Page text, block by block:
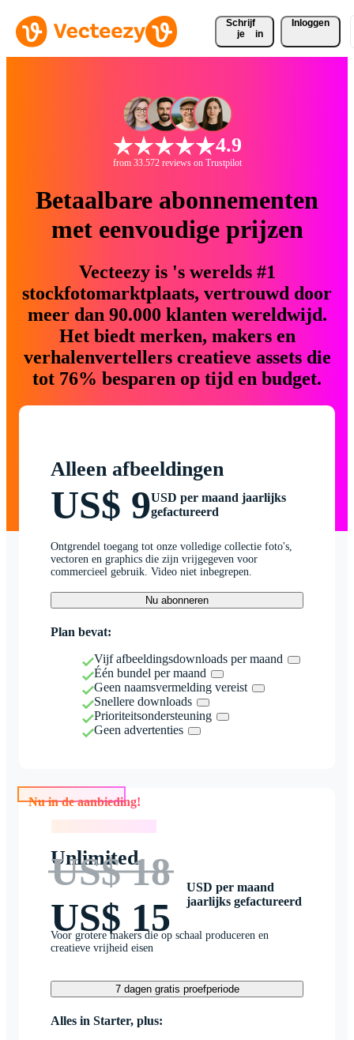
Schrijf
je
in
Inloggen
4.9
from 33.572 reviews on Trustpilot
Betaalbare abonnementen
met eenvoudige prijzen
Vecteezy is 's werelds #1
stockfotomarktplaats, vertrouwd door
meer dan 90.000 klanten wereldwijd.
Het biedt merken, makers en
verhalenvertellers creatieve assets die
tot 76% besparen op tijd en budget.
Alleen afbeeldingen
US$ 9USD per maand jaarlijks
gefactureerd
Ontgrendel toegang tot onze volledige collectie foto's,
vectoren en graphics die zijn vrijgegeven voor
commercieel gebruik. Video niet inbegrepen.
Nu abonneren
Plan bevat:
Vijf afbeeldingsdownloads per maand
Één bundel per maand
Geen naamsvermelding vereist
Snellere downloads
Prioriteitsondersteuning
Geen advertenties
Nu in de aanbieding!
Unlimited
US$ 18
US$ 15
USD per maand
jaarlijks gefactureerd
Voor grotere makers die op schaal produceren en
creatieve vrijheid eisen
7 dagen gratis proefperiode
Alles in Starter, plus: